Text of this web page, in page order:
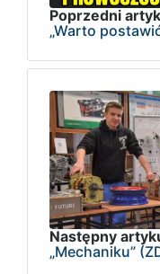
Poprzedni
„Warto
Następny
„Mechaniku”